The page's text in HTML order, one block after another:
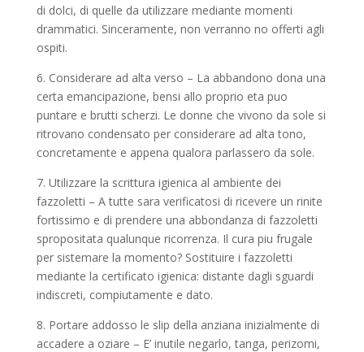
di dolci, di quelle da utilizzare mediante momenti
drammatici. Sinceramente, non verranno no offerti agli
ospiti.
6. Considerare ad alta verso – La abbandono dona una
certa emancipazione, bensi allo proprio eta puo
puntare e brutti scherzi. Le donne che vivono da sole si
ritrovano condensato per considerare ad alta tono,
concretamente e appena qualora parlassero da sole.
7. Utilizzare la scrittura igienica al ambiente dei
fazzoletti – A tutte sara verificatosi di ricevere un rinite
fortissimo e di prendere una abbondanza di fazzoletti
spropositata qualunque ricorrenza. Il cura piu frugale
per sistemare la momento? Sostituire i fazzoletti
mediante la certificato igienica: distante dagli sguardi
indiscreti, compiutamente e dato.
8. Portare addosso le slip della anziana inizialmente di
accadere a oziare – E’ inutile negarlo, tanga, perizomi,